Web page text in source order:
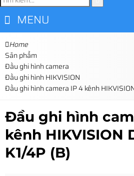
MENU
Home
Sản phẩm
Đầu ghi hình camera
Đầu ghi hình HIKVISION
Đầu ghi hình camera IP 4 kênh
Đầu ghi hình
kênh HIKVISION
K1/4P (B)